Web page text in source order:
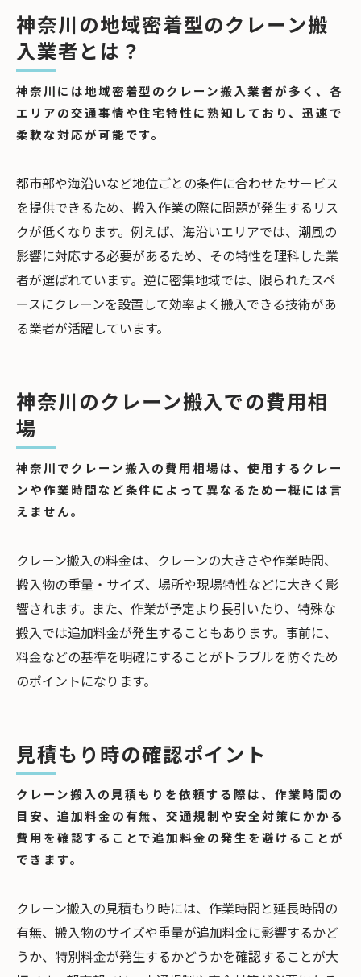
神奈川には地域密着型のクレーン搬入業者が多く、各
エリアの交通事情や住宅特性に熟知しており、迅速で
柔軟な対応が可能です。
神奈川の地域密着型のクレーン搬
入業者とは？
都市部や海沿いなど地位ごとの条件に合わせたサービス
を提供できるため、搬入作業の際に問題が発生するリス
クが低くなります。例えば、海沿いエリアでは、潮風の
影響に対応する必要があるため、その特性を理科した業
者が選ばれています。逆に密集地域では、限られたスペ
ースにクレーンを設置して効率よく搬入できる技術があ
る業者が活躍しています。
神奈川でクレーン搬入の費用相場は、使用するクレー
ンや作業時間など条件によって異なるため一概には言
えません。
神奈川のクレーン搬入での費用相
場
クレーン搬入の料金は、クレーンの大きさや作業時間、
搬入物の重量・サイズ、場所や現場特性などに大きく影
響されます。また、作業が予定より長引いたり、特殊な
搬入では追加料金が発生することもあります。事前に、
料金などの基準を明確にすることがトラブルを防ぐため
のポイントになります。
クレーン搬入の見積もりを依頼する際は、作業時間の
目安、追加料金の有無、交通規制や安全対策にかかる
費用を確認することで追加料金の発生を避けることが
できます。
見積もり時の確認ポイント
クレーン搬入の見積もり時には、作業時間と延長時間の
有無、搬入物のサイズや重量が追加料金に影響するかど
うか、特別料金が発生するかどうかを確認することが大